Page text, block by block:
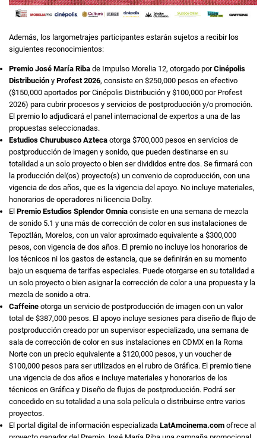
Además, los largometrajes participantes estarán sujetos a recibir los
siguientes reconocimientos:
Premio José María Riba de Impulso Morelia 12, otorgado porCinépolis
Distribución y Profest 2026, consiste en $250,000 pesos en efectivo
($150,000 aportados por Cinépolis Distribución y $100,000 por Profest
2026) para cubrir procesos y servicios de postproducción y/o promoción.
El premio lo adjudicará el panel internacional de expertos a una de las
propuestas seleccionadas.
Estudios Churubusco Azteca otorga $700,000 pesos en servicios de
postproducción de imagen y sonido, que pueden destinarse en su
totalidad a un solo proyecto o bien ser divididos entre dos. Se firmará con
la producción del(os) proyecto(s) un convenio de coproducción, con una
vigencia de dos años, que es la vigencia del apoyo. No incluye materiales,
honorarios de operadores ni licencia Dolby.
El Premio Estudios Splendor Omnia consiste en una semana de mezcla
de sonido 5.1 y una más de corrección de color en sus instalaciones de
Tepoztlán, Morelos, con un valor aproximado equivalente a $300,000
pesos, con vigencia de dos años. El premio no incluye los honorarios de
los técnicos ni los gastos de estancia, que se definirán en su momento
bajo un esquema de tarifas especiales. Puede otorgarse en su totalidad a
un solo proyecto o bien asignar la corrección de color a una propuesta y la
mezcla de sonido a otra.
Caffeine otorga un servicio de postproducción de imagen con un valor
total de $387,000 pesos. El apoyo incluye sesiones para diseño de flujo de
postproducción creado por un supervisor especializado, una semana de
sala de corrección de color en sus instalaciones en CDMX en la Roma
Norte con un precio equivalente a $120,000 pesos, y un voucher de
$100,000 pesos para ser utilizados en el rubro de Gráfica. El premio tiene
una vigencia de dos años e incluye materiales y honorarios de los
técnicos en Gráfica y Diseño de flujos de postproducción. Podrá ser
concedido en su totalidad a una sola película o distribuirse entre varios
proyectos.
El portal digital de información especializada LatAmcinema.com ofrece al